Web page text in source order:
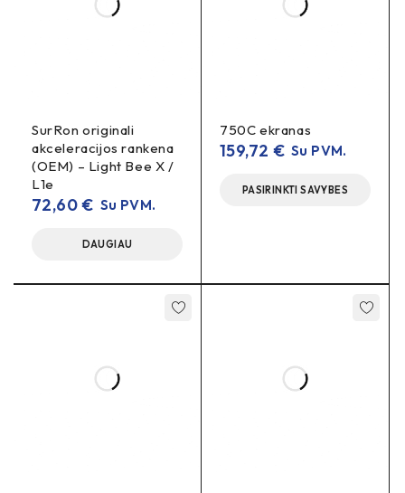
SurRon originali
akceleracijos rankena
(OEM) – Light Bee X /
L1e
72,60€ Su PVM.
DAUGIAU
750C ekranas
159,72 € Su PVM.
PASIRINKTI SAVYBES